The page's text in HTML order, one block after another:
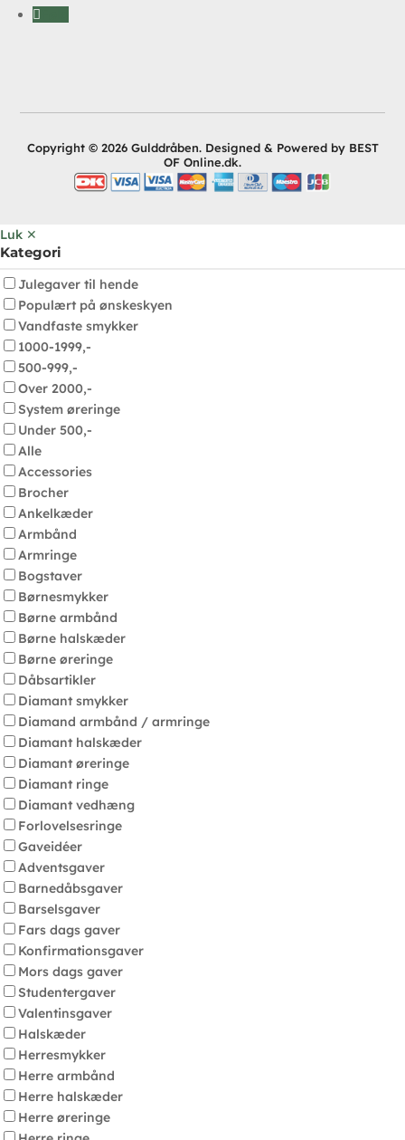
Copyright © 2026 Gulddråben. Designed & Powered by BEST
OF Online.dk.
Luk ✕
Kategori
Julegaver til hende
Populært på ønskeskyen
Vandfaste smykker
1000-1999,-
500-999,-
Over 2000,-
System øreringe
Under 500,-
Alle
Accessories
Brocher
Ankelkæder
Armbånd
Armringe
Bogstaver
Børnesmykker
Børne armbånd
Børne halskæder
Børne øreringe
Dåbsartikler
Diamant smykker
Diamand armbånd / armringe
Diamant halskæder
Diamant øreringe
Diamant ringe
Diamant vedhæng
Forlovelsesringe
Gaveidéer
Adventsgaver
Barnedåbsgaver
Barselsgaver
Fars dags gaver
Konfirmationsgaver
Mors dags gaver
Studentergaver
Valentinsgaver
Halskæder
Herresmykker
Herre armbånd
Herre halskæder
Herre øreringe